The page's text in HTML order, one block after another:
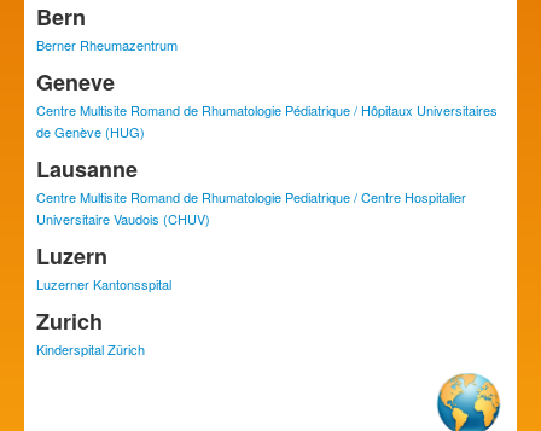
Bern
Berner Rheumazentrum
Geneve
Centre Multisite Romand de Rhumatologie Pédiatrique / Hôpitaux Universitaires
de Genève (HUG)
Lausanne
Centre Multisite Romand de Rhumatologie Pediatrique / Centre Hospitalier
Universitaire Vaudois (CHUV)
Luzern
Luzerner Kantonsspital
Zurich
Kinderspital Zürich